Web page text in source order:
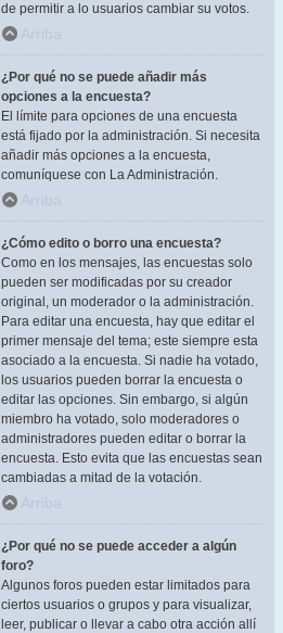
de permitir a lo usuarios cambiar su votos.
Arriba
¿Por qué no se puede añadir más
opciones a la encuesta?
El límite para opciones de una encuesta
está fijado por la administración. Si necesita
añadir más opciones a la encuesta,
comuníquese con La Administración.
Arriba
¿Cómo edito o borro una encuesta?
Como en los mensajes, las encuestas solo
pueden ser modificadas por su creador
original, un moderador o la administración.
Para editar una encuesta, hay que editar el
primer mensaje del tema; este siempre esta
asociado a la encuesta. Si nadie ha votado,
los usuarios pueden borrar la encuesta o
editar las opciones. Sin embargo, si algún
miembro ha votado, solo moderadores o
administradores pueden editar o borrar la
encuesta. Esto evita que las encuestas sean
cambiadas a mitad de la votación.
Arriba
¿Por qué no se puede acceder a algún
foro?
Algunos foros pueden estar limitados para
ciertos usuarios o grupos y para visualizar,
leer, publicar o llevar a cabo otra acción allí